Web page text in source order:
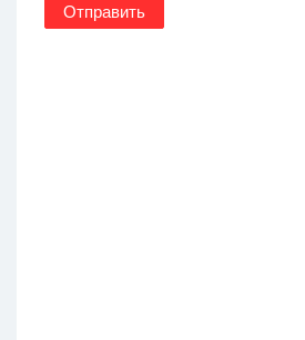
Отправить